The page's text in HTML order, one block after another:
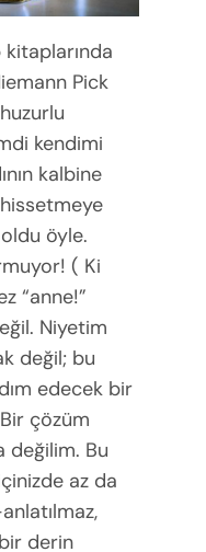
kitaplarında
Pick
kendimi
kalbine
hissetmeye
oldu öyle.
( Ki
“anne!”
Niyetim
değil; bu
edecek bir
çözüm
değilim. Bu
az da
derin